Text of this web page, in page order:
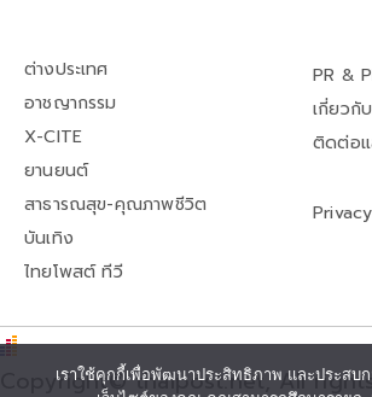
ต่างประเทศ
อาชญากรรม
X-CITE
ยานยนต์
สาธารณสุข-คุณภาพชีวิต
บันเทิง
ไทยโพสต์ ทีวี
PR &
เกี่ยวกับ
ติดต่อ
Copyright© thaipost.net, All
เราใช้คุกกี้เพื่อพัฒนาประสิทธิภาพ และประสบ